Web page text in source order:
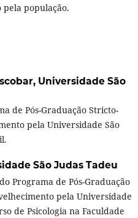
pela população.
Universidade São
de Pós-Graduação Stricto-
pela Universidade São
São Judas Tadeu
Programa de Pós-Graduação
pela Universidade
de Psicologia na Faculdade